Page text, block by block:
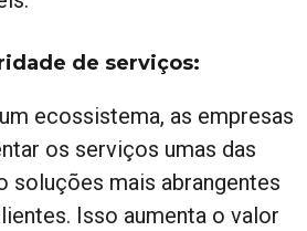
de serviços:
ecossistema, as empresas
os serviços umas das
soluções mais abrangentes
Isso aumenta o valor